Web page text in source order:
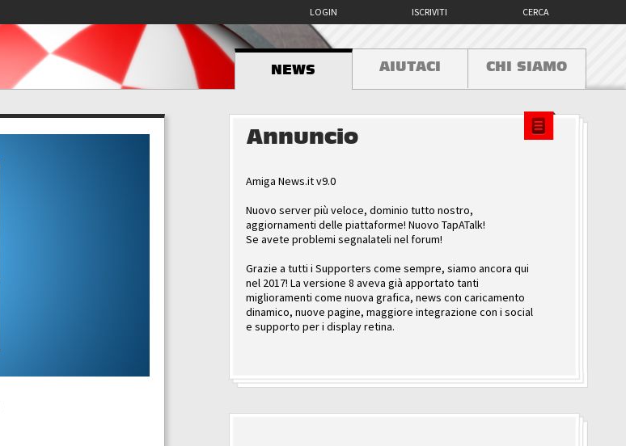
CERCA
ISCRIVITI
LOGIN
NEWS AIUTACI CHI SIAMO
Annuncio
Amiga News.it v9.0
Nuovo server più veloce, dominio tutto nostro,
aggiornamenti delle piattaforme! Nuovo TapATalk!
Se avete problemi segnalateli nel forum!
Grazie a tutti i Supporters come sempre, siamo ancora qui
nel 2017! La versione 8 aveva già apportato tanti
miglioramenti come nuova grafica, news con caricamento
dinamico, nuove pagine, maggiore integrazione con i social
e supporto per i display retina.